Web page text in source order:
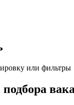
или фильтры